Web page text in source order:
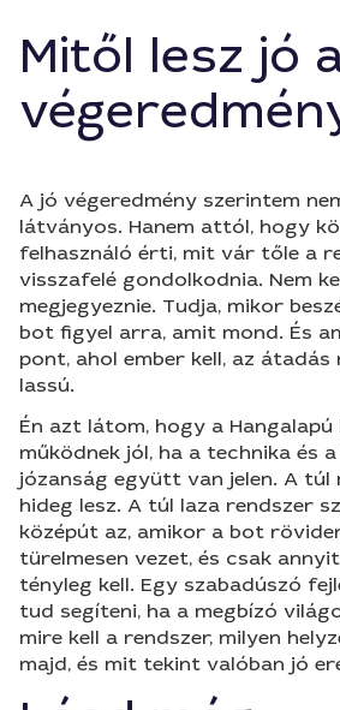
Mitől lesz jó
A jó végeredmény szerintem
látványos. Hanem attól, hogy
felhasználó érti, mit vár tőle a
visszafelé gondolkodnia. Nem
megjegyeznie. Tudja, mikor
bot figyel arra, amit mond. És
pont, ahol ember kell, az átadás
lassú.
Én azt látom, hogy a
működnek jól, ha a technika és
józanság együtt van jelen. A túl
hideg lesz. A túl laza rendszer
középút az, amikor a bot
türelmesen vezet, és csak
tényleg kell. Egy szabadúszó
tud segíteni, ha a megbízó
mire kell a rendszer, milyen
majd, és mit tekint valóban jó